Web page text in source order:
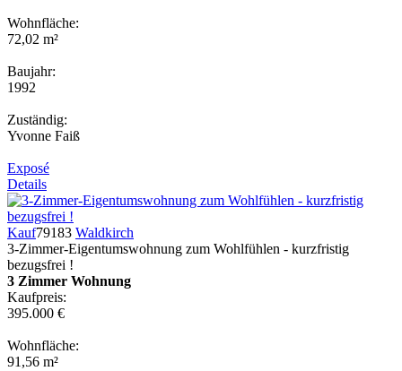
Wohnfläche:
72,02 m²
Baujahr:
1992
Zuständig:
Yvonne Faiß
Exposé
Details
Kauf79183 Waldkirch
3-Zimmer-Eigentumswohnung zum Wohlfühlen - kurzfristig
bezugsfrei !
3 Zimmer Wohnung
Kaufpreis:
395.000 €
Wohnfläche:
91,56 m²